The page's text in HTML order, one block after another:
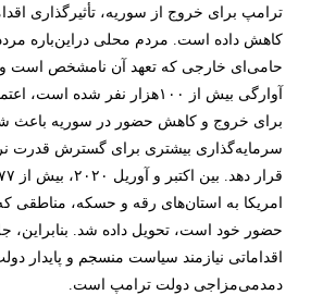
ترامپ برای خروج از سوریه، تأثیرگذاری
کاهش داده است. مردم محلی دراین‌باره
حامی‌ای خارجی که تعهد آن نامشخص است و
آوارگی بیش از ۱۰۰هزار نفر شده
برای خروج و کاهش حضور در سوریه باعث
سرمایه‌گذاری بیشتری برای گسترش قدرت
امریکا به استان‌های رقه و حسکه، مناطقی
حضور خود است، تحویل داده شد. بنابراین،
اقداماتی نیازمند سیاست منسجم و پایدار
دمدمی‌مزاجی دولت ترامپ است.